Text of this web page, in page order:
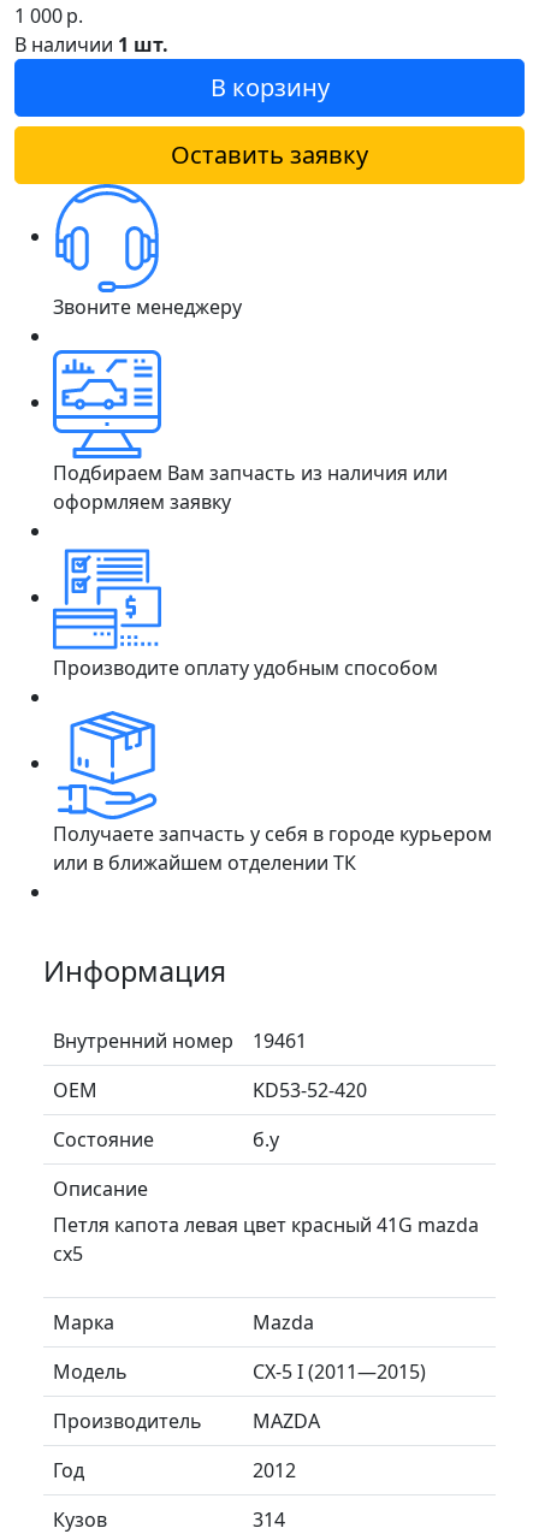
1 000р.
В наличии 1 шт.
В корзину
Оставить заявку
Звоните менеджеру
Подбираем Вам запчасть из наличия или
оформляем заявку
Производите оплату удобным способом
Получаете запчасть у себя в городе курьером
или в ближайшем отделении ТК
Информация
Внутренний номер
19461
ОЕМ
KD53-52-420
Состояние
б.у
Описание
Петля капота левая цвет красный 41G mazda
cx5
Марка
Mazda
Модель
CX-5 I (2011—2015)
Производитель
MAZDA
Год
2012
Кузов
314